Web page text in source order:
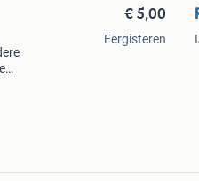
€ 5,00
Eergisteren